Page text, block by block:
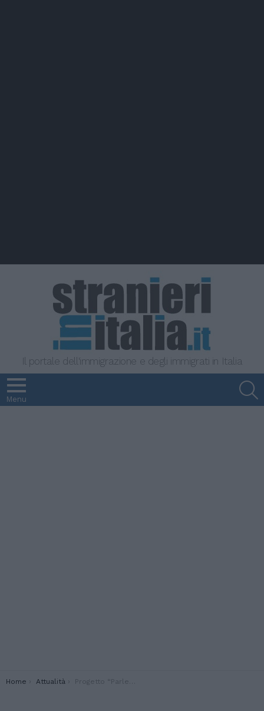
Il portale dell'immigrazione e degli immigrati in Italia
Menu
You are here:
Home Attualità Progetto “Parlez-vous Global?”: cittadini del mondo tra i banchi di scuola (Expo Milano, 9 ottobre 2015)